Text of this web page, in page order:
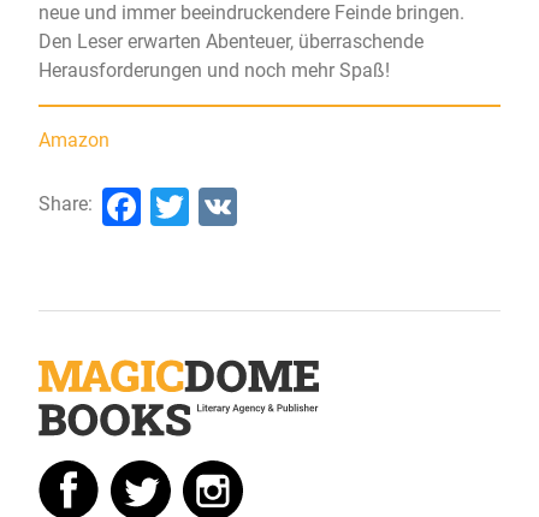
neue und immer beeindruckendere Feinde bringen.
Den Leser erwarten Abenteuer, überraschende
Herausforderungen und noch mehr Spaß!
Amazon
Share: Facebook
Twitter